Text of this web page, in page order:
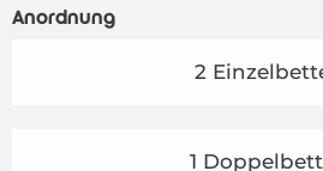
Anordnung
2
1